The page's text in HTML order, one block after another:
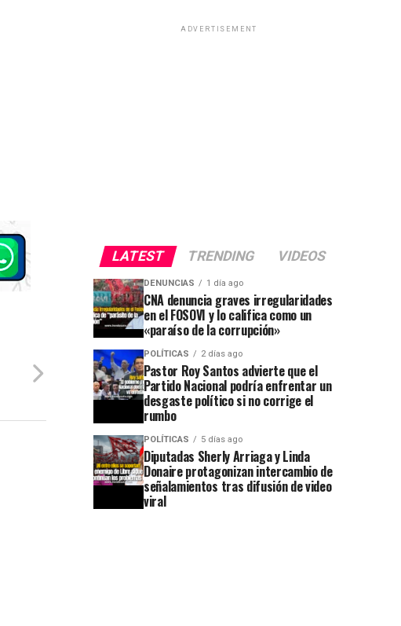
ADVERTISEMENT
LATEST TRENDING VIDEOS
DENUNCIAS 1 día ago
CNA denuncia graves irregularidades
en el FOSOVI y lo califica como un
«paraíso de la corrupción»
POLÍTICAS 2 días ago
Pastor Roy Santos advierte que el
Partido Nacional podría enfrentar un
desgaste político si no corrige el
rumbo
POLÍTICAS 5 días ago
Diputadas Sherly Arriaga y Linda
Donaire protagonizan intercambio de
señalamientos tras difusión de video
viral